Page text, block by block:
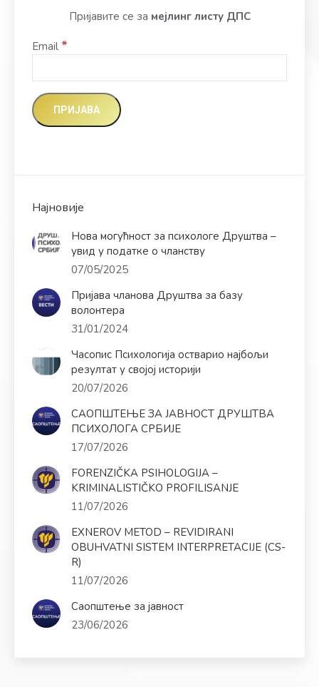
Пријавите се за мејлинг листу ДПС
Email *
Најновије
Нова могућност за психологе Друштва –
увид у податке о чланству
07/05/2025
Пријава чланова Друштва за базу
волонтера
31/01/2024
Часопис Психологија остварио најбољи
резултат у својој историји
20/07/2026
САОПШТЕЊЕ ЗА ЈАВНОСТ ДРУШТВА
ПСИХОЛОГА СРБИЈЕ
17/07/2026
FORENZIČKA PSIHOLOGIJA –
KRIMINALISTIČKO PROFILISANJE
11/07/2026
EXNEROV METOD – REVIDIRANI
OBUHVATNI SISTEM INTERPRETACIJE (CS-
R)
11/07/2026
Саопштење за јавност
23/06/2026